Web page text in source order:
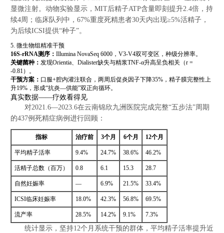
显微注射。动物实验显示，MIT后精子ATP含量即刻提升2.4倍，持
续4周；临床队列中，67%重度死精患者30天内出现≥5%活精子，
为后续ICSI提供“种子”。
5. 微生物组精准干预
16S-rRNA测序： Illumina NovaSeq 6000，V3-V4双可变区，种级分辨率。
关键菌种： 发现Orientia、Dialister缺失与精浆TNF-α升高呈负相关（r =
-0.81）。
干预方案： 口服+腔内灌注联合，两周后促炎因子下降35%，精子膜完整性上
升19%，形成“抗炎—供能”双正向循环。
真实数据——疗效看得见
对2021.6—2023.6在云南锦欣九洲医院完成完整“五步法”周期
的437例死精症病例进行回顾：
指标 治疗前 3个月 6个月 12个月
平均精子活率 9.4% 24.7% 38.6% 46.2%
活精子总数（百万） 0.8 6.1 15.3 28.7
自然妊娠率 — 6.9% 21.5% 33.4%
ICSI临床妊娠率 18.0% 42.3% 56.8% 69.5%
流产率 28.5% 14.2% 9.1% 7.3%
统计显示，坚持12个月系统干预的群体，平均精子活率提升近